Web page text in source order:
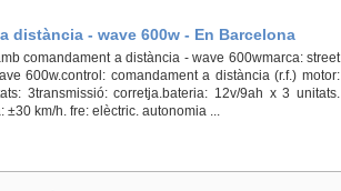
distància - wave 600w - En Barcelona
comandament a distància - wave 600wmarca: street
600w.control: comandament a distància (r.f.) motor:
3transmissió: corretja.bateria: 12v/9ah x 3 unitats.
±30 km/h. fre: elèctric. autonomia ...